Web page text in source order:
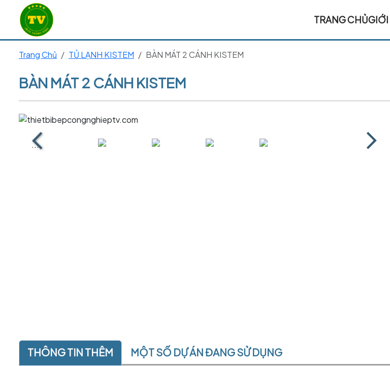
TRANG CHỦGIỚI
Trang Chủ TỦ LẠNH KISTEM BÀN MÁT 2 CÁNH KISTEM
BÀN MÁT 2 CÁNH KISTEM
THÔNG TIN THÊM MỘT SỐ DỰ ÁN ĐANG SỬ DỤNG